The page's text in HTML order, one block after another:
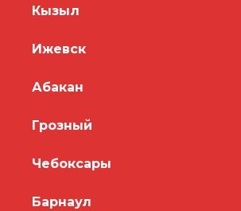
Кызыл
Ижевск
Абакан
Грозный
Чебоксары
Барнаул